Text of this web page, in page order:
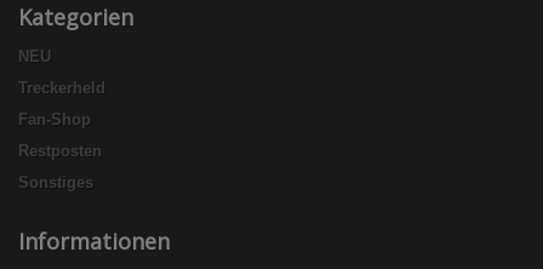
Kategorien
NEU
Treckerheld
Fan-Shop
Restposten
Sonstiges
Informationen